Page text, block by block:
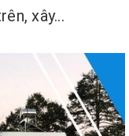
xây...